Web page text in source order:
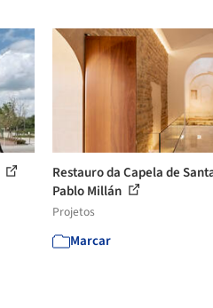
Restauro da Capela de
Pablo Millán
Projetos
Marcar